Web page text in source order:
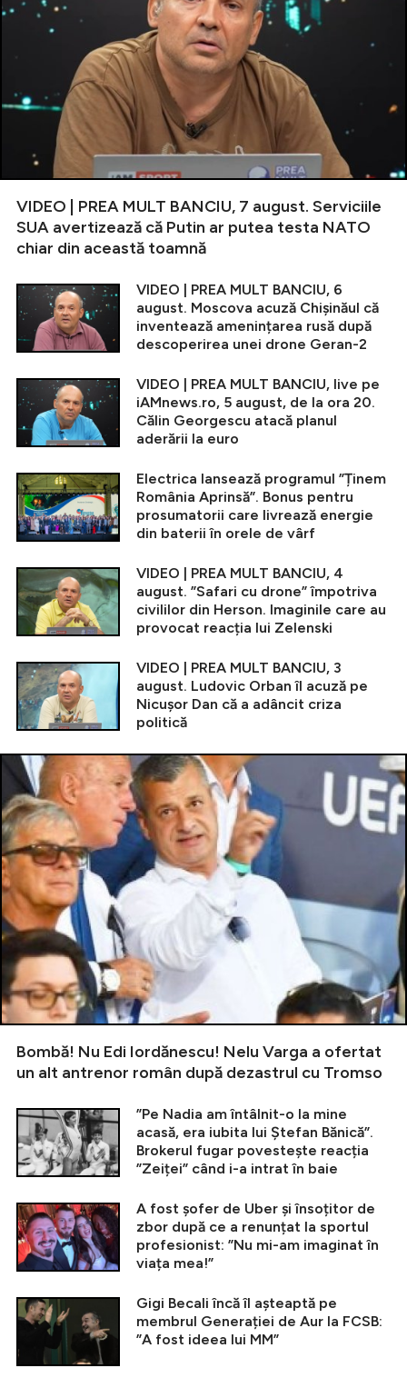
VIDEO | PREA MULT BANCIU, 7 august. Serviciile
SUA avertizează că Putin ar putea testa NATO
chiar din această toamnă
VIDEO | PREA MULT BANCIU, 6
august. Moscova acuză Chișinăul că
inventează amenințarea rusă după
descoperirea unei drone Geran-2
VIDEO | PREA MULT BANCIU, live pe
iAMnews.ro, 5 august, de la ora 20.
Călin Georgescu atacă planul
aderării la euro
Electrica lansează programul ”Ținem
România Aprinsă”. Bonus pentru
prosumatorii care livrează energie
din baterii în orele de vârf
VIDEO | PREA MULT BANCIU, 4
august. ”Safari cu drone” împotriva
civililor din Herson. Imaginile care au
provocat reacția lui Zelenski
VIDEO | PREA MULT BANCIU, 3
august. Ludovic Orban îl acuză pe
Nicușor Dan că a adâncit criza
politică
Bombă! Nu Edi Iordănescu! Nelu Varga a ofertat
un alt antrenor român după dezastrul cu Tromso
”Pe Nadia am întâlnit-o la mine
acasă, era iubita lui Ștefan Bănică”.
Brokerul fugar povestește reacția
”Zeiței” când i-a intrat în baie
A fost șofer de Uber și însoțitor de
zbor după ce a renunțat la sportul
profesionist: ”Nu mi-am imaginat în
viața mea!”
Gigi Becali încă îl așteaptă pe
membrul Generației de Aur la FCSB:
”A fost ideea lui MM”